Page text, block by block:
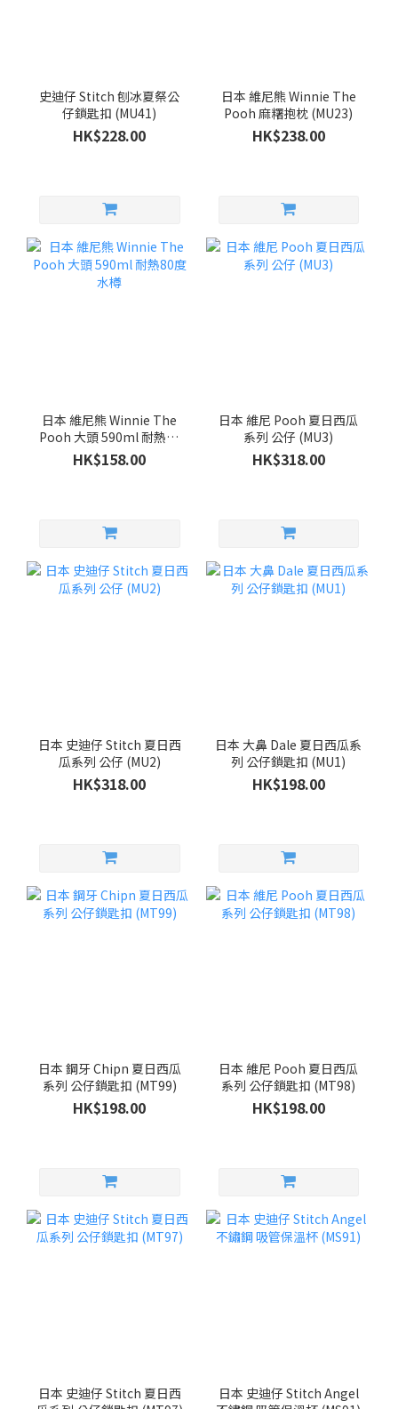
史迪仔 Stitch 刨冰夏祭公
仔鎖匙扣 (MU41)
HK$228.00
日本 維尼熊 Winnie The
Pooh 麻糬抱枕 (MU23)
HK$238.00
日本 維尼熊 Winnie The
Pooh 大頭 590ml 耐熱80
度 水樽
HK$158.00
日本 維尼 Pooh 夏日西瓜
系列 公仔 (MU3)
HK$318.00
日本 史迪仔 Stitch 夏日西
瓜系列 公仔 (MU2)
HK$318.00
日本 大鼻 Dale 夏日西瓜系
列 公仔鎖匙扣 (MU1)
HK$198.00
日本 鋼牙 Chipn 夏日西瓜
系列 公仔鎖匙扣 (MT99)
HK$198.00
日本 維尼 Pooh 夏日西瓜
系列 公仔鎖匙扣 (MT98)
HK$198.00
日本 史迪仔 Stitch 夏日西
日本 史迪仔 Stitch Angel